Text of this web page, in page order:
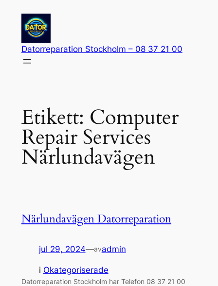
innehåll
Datorreparation Stockholm – 08 37 21 00
Etikett: Computer
Repair Services
Närlundavägen
Närlundavägen Datorreparation
jul 29, 2024—avadmin
i Okategoriserade
Datorreparation Stockholm har Telefon 08 37 21 00